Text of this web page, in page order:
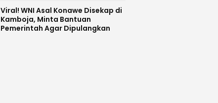
Viral! WNI Asal Konawe Disekap di
Kamboja, Minta Bantuan
Pemerintah Agar Dipulangkan